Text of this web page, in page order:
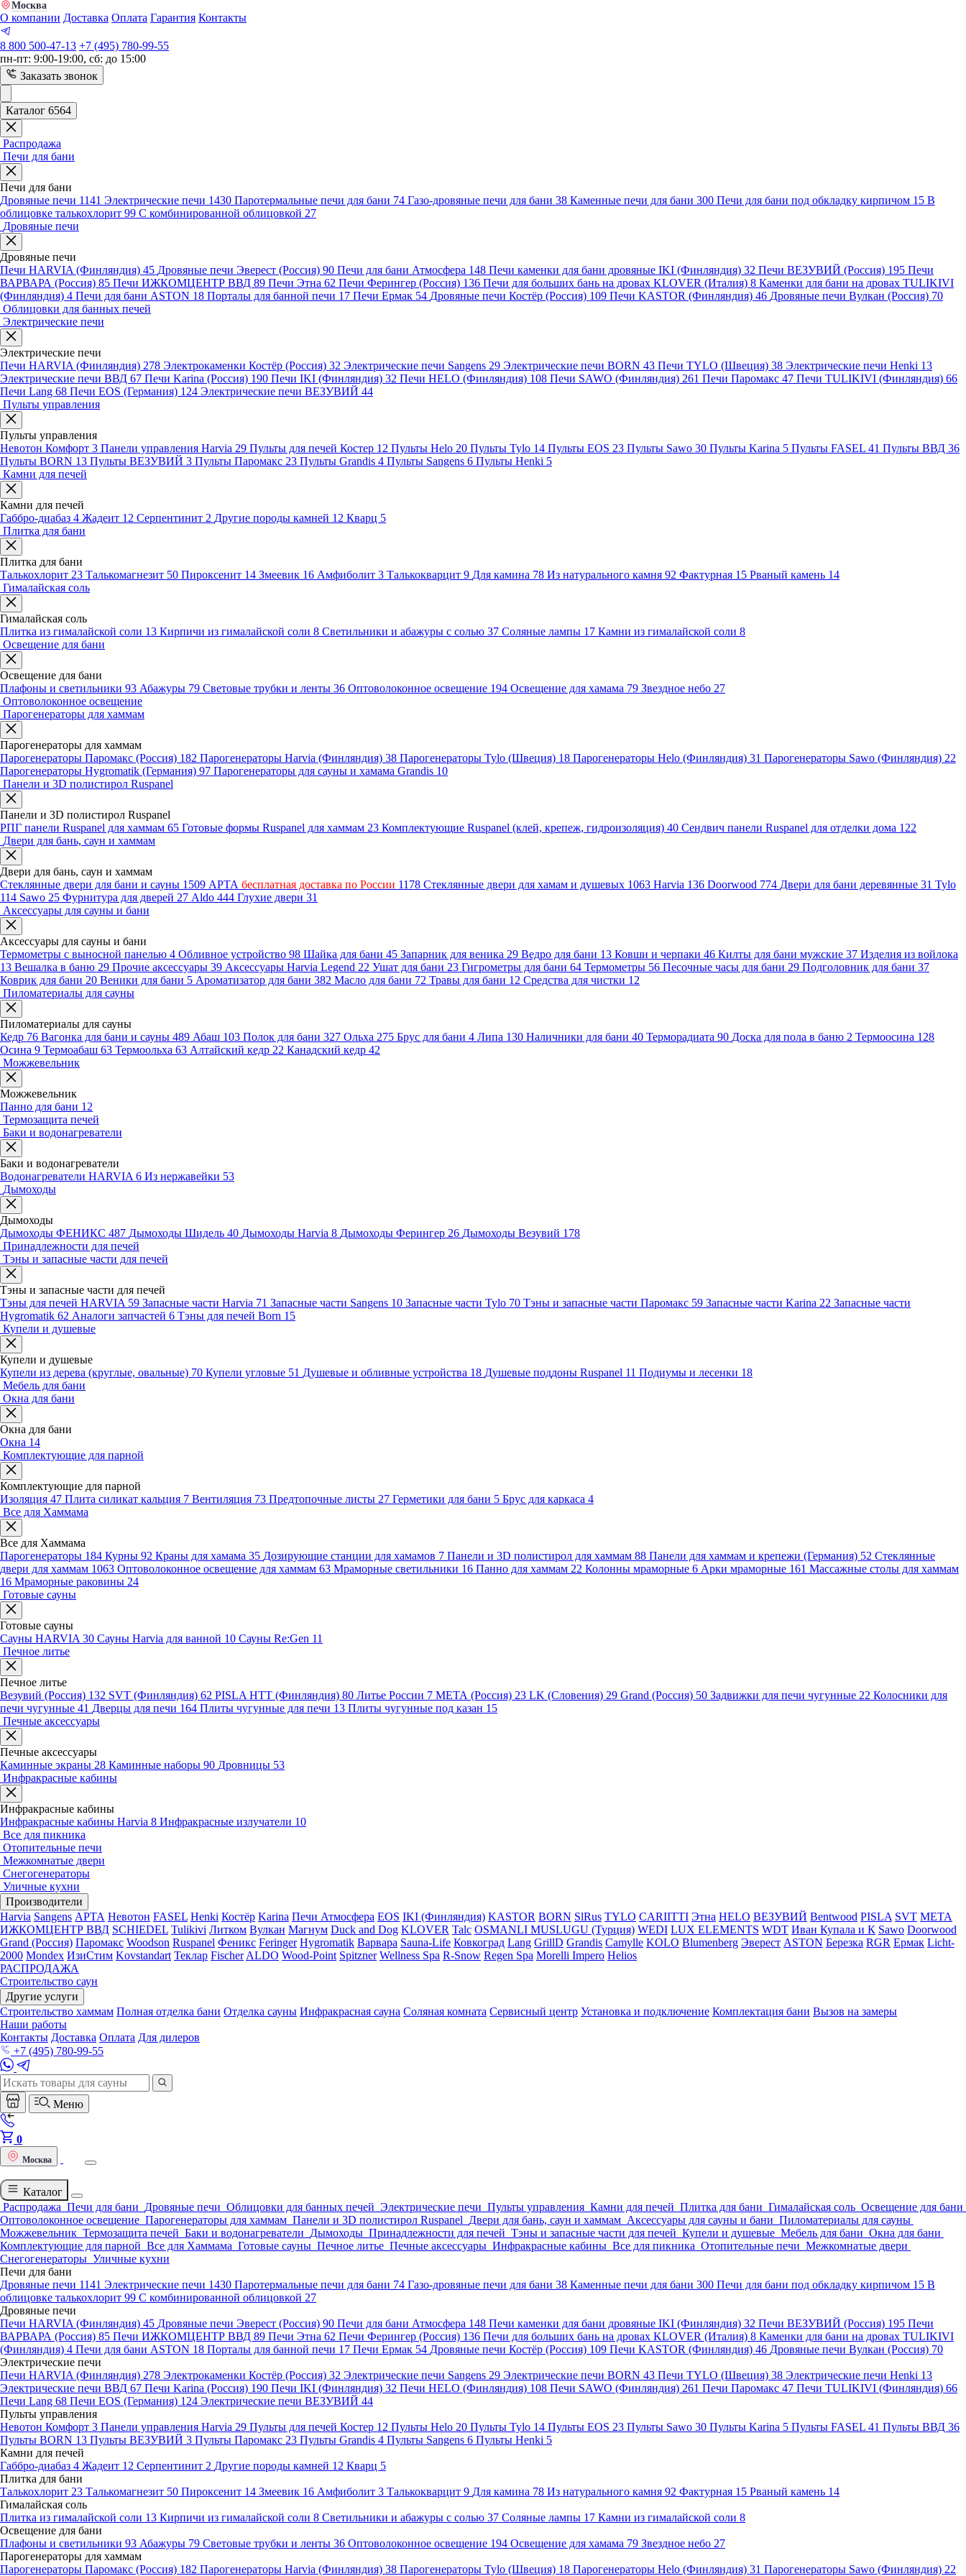
Москва
О компании Доставка Оплата Гарантия Контакты
8 800 500-47-13 +7 (495) 780-99-55
пн-пт: 9:00-19:00, сб: до 15:00
Заказать звонок
Каталог 6564
Распродажа
Печи для бани
Печи для бани
Дровяные печи 1141 Электрические печи 1430 Паротермальные печи для бани 74 Газо-дровяные печи для бани 38 Каменные печи для бани 300 Печи для бани под обкладку кирпичом 15 В
облицовке талькохлорит 99 С комбинированной облицовкой 27
Дровяные печи
Дровяные печи
Печи HARVIA (Финляндия) 45 Дровяные печи Эверест (Россия) 90 Печи для бани Атмосфера 148 Печи каменки для бани дровяные IKI (Финляндия) 32 Печи ВЕЗУВИЙ (Россия) 195 Печи
ВАРВАРА (Россия) 85 Печи ИЖКОМЦЕНТР ВВД 89 Печи Этна 62 Печи Ферингер (Россия) 136 Печи для больших бань на дровах KLOVER (Италия) 8 Каменки для бани на дровах TULIKIVI
(Финляндия) 4 Печи для бани ASTON 18 Порталы для банной печи 17 Печи Ермак 54 Дровяные печи Костёр (Россия) 109 Печи KASTOR (Финляндия) 46 Дровяные печи Вулкан (Россия) 70
Облицовки для банных печей
Электрические печи
Электрические печи
Печи HARVIA (Финляндия) 278 Электрокаменки Костёр (Россия) 32 Электрические печи Sangens 29 Электрические печи BORN 43 Печи TYLO (Швеция) 38 Электрические печи Henki 13
Электрические печи ВВД 67 Печи Karina (Россия) 190 Печи IKI (Финляндия) 32 Печи HELO (Финляндия) 108 Печи SAWO (Финляндия) 261 Печи Паромакс 47 Печи TULIKIVI (Финляндия) 66
Печи Lang 68 Печи EOS (Германия) 124 Электрические печи ВЕЗУВИЙ 44
Пульты управления
Пульты управления
Невотон Комфорт 3 Панели управления Harvia 29 Пульты для печей Костер 12 Пульты Helo 20 Пульты Tylo 14 Пульты EOS 23 Пульты Sawo 30 Пульты Karina 5 Пульты FASEL 41 Пульты ВВД 36
Пульты BORN 13 Пульты ВЕЗУВИЙ 3 Пульты Паромакс 23 Пульты Grandis 4 Пульты Sangens 6 Пульты Henki 5
Камни для печей
Камни для печей
Габбро-диабаз 4 Жадеит 12 Серпентинит 2 Другие породы камней 12 Кварц 5
Плитка для бани
Плитка для бани
Талькохлорит 23 Талькомагнезит 50 Пироксенит 14 Змеевик 16 Амфиболит 3 Талькокварцит 9 Для камина 78 Из натурального камня 92 Фактурная 15 Рваный камень 14
Гималайская соль
Гималайская соль
Плитка из гималайской соли 13 Кирпичи из гималайской соли 8 Светильники и абажуры с солью 37 Соляные лампы 17 Камни из гималайской соли 8
Освещение для бани
Освещение для бани
Плафоны и светильники 93 Абажуры 79 Световые трубки и ленты 36 Оптоволоконное освещение 194 Освещение для хамама 79 Звездное небо 27
Оптоволоконное освещение
Парогенераторы для хаммам
Парогенераторы для хаммам
Парогенераторы Паромакс (Россия) 182 Парогенераторы Harvia (Финляндия) 38 Парогенераторы Tylo (Швеция) 18 Парогенераторы Helo (Финляндия) 31 Парогенераторы Sawo (Финляндия) 22
Парогенераторы Hygromatik (Германия) 97 Парогенераторы для сауны и хамама Grandis 10
Панели и 3D полистирол Ruspanel
Панели и 3D полистирол Ruspanel
РПГ панели Ruspanel для хаммам 65 Готовые формы Ruspanel для хаммам 23 Комплектующие Ruspanel (клей, крепеж, гидроизоляция) 40 Сендвич панели Ruspanel для отделки дома 122
Двери для бань, саун и хаммам
Двери для бань, саун и хаммам
Стеклянные двери для бани и сауны 1509 АРТА бесплатная доставка по России 1178 Стеклянные двери для хамам и душевых 1063 Harvia 136 Doorwood 774 Двери для бани деревянные 31 Tylo
114 Sawo 25 Фурнитура для дверей 27 Aldo 444 Глухие двери 31
Аксессуары для сауны и бани
Аксессуары для сауны и бани
Термометры с выносной панелью 4 Обливное устройство 98 Шайка для бани 45 Запарник для веника 29 Ведро для бани 13 Ковши и черпаки 46 Килты для бани мужские 37 Изделия из войлока
13 Вешалка в баню 29 Прочие аксессуары 39 Аксессуары Harvia Legend 22 Ушат для бани 23 Гигрометры для бани 64 Термометры 56 Песочные часы для бани 29 Подголовник для бани 37
Коврик для бани 20 Веники для бани 5 Ароматизатор для бани 382 Масло для бани 72 Травы для бани 12 Средства для чистки 12
Пиломатериалы для сауны
Пиломатериалы для сауны
Кедр 76 Вагонка для бани и сауны 489 Абаш 103 Полок для бани 327 Ольха 275 Брус для бани 4 Липа 130 Наличники для бани 40 Терморадиата 90 Доска для пола в баню 2 Термоосина 128
Осина 9 Термоабаш 63 Термоольха 63 Алтайский кедр 22 Канадский кедр 42
Можжевельник
Можжевельник
Панно для бани 12
Термозащита печей
Баки и водонагреватели
Баки и водонагреватели
Водонагреватели HARVIA 6 Из нержавейки 53
Дымоходы
Дымоходы
Дымоходы ФЕНИКС 487 Дымоходы Шидель 40 Дымоходы Harvia 8 Дымоходы Ферингер 26 Дымоходы Везувий 178
Принадлежности для печей
Тэны и запасные части для печей
Тэны и запасные части для печей
Тэны для печей HARVIA 59 Запасные части Harvia 71 Запасные части Sangens 10 Запасные части Tylo 70 Тэны и запасные части Паромакс 59 Запасные части Karina 22 Запасные части
Hygromatik 62 Аналоги запчастей 6 Тэны для печей Born 15
Купели и душевые
Купели и душевые
Купели из дерева (круглые, овальные) 70 Купели угловые 51 Душевые и обливные устройства 18 Душевые поддоны Ruspanel 11 Подиумы и лесенки 18
Мебель для бани
Окна для бани
Окна для бани
Окна 14
Комплектующие для парной
Комплектующие для парной
Изоляция 47 Плита силикат кальция 7 Вентиляция 73 Предтопочные листы 27 Герметики для бани 5 Брус для каркаса 4
Все для Хаммама
Все для Хаммама
Парогенераторы 184 Курны 92 Краны для хамама 35 Дозирующие станции для хамамов 7 Панели и 3D полистирол для хаммам 88 Панели для хаммам и крепежи (Германия) 52 Стеклянные
двери для хаммам 1063 Оптоволоконное освещение для хаммам 63 Мраморные светильники 16 Панно для хаммам 22 Колонны мраморные 6 Арки мраморные 161 Массажные столы для хаммам
16 Мраморные раковины 24
Готовые сауны
Готовые сауны
Сауны HARVIA 30 Сауны Harvia для ванной 10 Сауны Re:Gen 11
Печное литье
Печное литье
Везувий (Россия) 132 SVT (Финляндия) 62 PISLA HTT (Финляндия) 80 Литье России 7 МЕТА (Россия) 23 LK (Словения) 29 Grand (Россия) 50 Задвижки для печи чугунные 22 Колосники для
печи чугунные 41 Дверцы для печи 164 Плиты чугунные для печи 13 Плиты чугунные под казан 15
Печные аксессуары
Печные аксессуары
Каминные экраны 28 Каминные наборы 90 Дровницы 53
Инфракрасные кабины
Инфракрасные кабины
Инфракрасные кабины Harvia 8 Инфракрасные излучатели 10
Все для пикника
Отопительные печи
Межкомнатые двери
Снегогенераторы
Уличные кухни
Производители
Harvia Sangens АРТА Невотон FASEL Henki Костёр Karina Печи Атмосфера EOS IKI (Финляндия) KASTOR BORN SlRus TYLO CARIITTI Этна HELO ВЕЗУВИЙ Bentwood PISLA SVT МЕТА
ИЖКОМЦЕНТР ВВД SCHIEDEL Tulikivi Литком Вулкан Магнум Duck and Dog KLOVER Talc OSMANLI MUSLUGU (Турция) WEDI LUX ELEMENTS WDT Иван Купала и К Sawo Doorwood
Grand (Россия) Паромакс Woodson Ruspanel Феникс Feringer Hygromatik Варвара Sauna-Life Ковкоград Lang GrillD Grandis Camylle KOLO Blumenberg Эверест ASTON Березка RGR Ермак Licht-
2000 Mondex ИзиСтим Kovstandart Теклар Fischer ALDO Wood-Point Spitzner Wellness Spa R-Snow Regen Spa Morelli Impero Helios
РАСПРОДАЖА
Строительство саун
Другие услуги
Строительство хаммам Полная отделка бани Отделка сауны Инфракрасная сауна Соляная комната Сервисный центр Установка и подключение Комплектация бани Вызов на замеры
Наши работы
Контакты Доставка Оплата Для дилеров
+7 (495) 780-99-55
Меню
0
Москва
Каталог
Распродажа Печи для бани Дровяные печи Облицовки для банных печей Электрические печи Пульты управления Камни для печей Плитка для бани Гималайская соль Освещение для бани
Оптоволоконное освещение Парогенераторы для хаммам Панели и 3D полистирол Ruspanel Двери для бань, саун и хаммам Аксессуары для сауны и бани Пиломатериалы для сауны
Можжевельник Термозащита печей Баки и водонагреватели Дымоходы Принадлежности для печей Тэны и запасные части для печей Купели и душевые Мебель для бани Окна для бани
Комплектующие для парной Все для Хаммама Готовые сауны Печное литье Печные аксессуары Инфракрасные кабины Все для пикника Отопительные печи Межкомнатые двери
Снегогенераторы Уличные кухни
Печи для бани
Дровяные печи 1141 Электрические печи 1430 Паротермальные печи для бани 74 Газо-дровяные печи для бани 38 Каменные печи для бани 300 Печи для бани под обкладку кирпичом 15 В
облицовке талькохлорит 99 С комбинированной облицовкой 27
Дровяные печи
Печи HARVIA (Финляндия) 45 Дровяные печи Эверест (Россия) 90 Печи для бани Атмосфера 148 Печи каменки для бани дровяные IKI (Финляндия) 32 Печи ВЕЗУВИЙ (Россия) 195 Печи
ВАРВАРА (Россия) 85 Печи ИЖКОМЦЕНТР ВВД 89 Печи Этна 62 Печи Ферингер (Россия) 136 Печи для больших бань на дровах KLOVER (Италия) 8 Каменки для бани на дровах TULIKIVI
(Финляндия) 4 Печи для бани ASTON 18 Порталы для банной печи 17 Печи Ермак 54 Дровяные печи Костёр (Россия) 109 Печи KASTOR (Финляндия) 46 Дровяные печи Вулкан (Россия) 70
Электрические печи
Печи HARVIA (Финляндия) 278 Электрокаменки Костёр (Россия) 32 Электрические печи Sangens 29 Электрические печи BORN 43 Печи TYLO (Швеция) 38 Электрические печи Henki 13
Электрические печи ВВД 67 Печи Karina (Россия) 190 Печи IKI (Финляндия) 32 Печи HELO (Финляндия) 108 Печи SAWO (Финляндия) 261 Печи Паромакс 47 Печи TULIKIVI (Финляндия) 66
Печи Lang 68 Печи EOS (Германия) 124 Электрические печи ВЕЗУВИЙ 44
Пульты управления
Невотон Комфорт 3 Панели управления Harvia 29 Пульты для печей Костер 12 Пульты Helo 20 Пульты Tylo 14 Пульты EOS 23 Пульты Sawo 30 Пульты Karina 5 Пульты FASEL 41 Пульты ВВД 36
Пульты BORN 13 Пульты ВЕЗУВИЙ 3 Пульты Паромакс 23 Пульты Grandis 4 Пульты Sangens 6 Пульты Henki 5
Камни для печей
Габбро-диабаз 4 Жадеит 12 Серпентинит 2 Другие породы камней 12 Кварц 5
Плитка для бани
Талькохлорит 23 Талькомагнезит 50 Пироксенит 14 Змеевик 16 Амфиболит 3 Талькокварцит 9 Для камина 78 Из натурального камня 92 Фактурная 15 Рваный камень 14
Гималайская соль
Плитка из гималайской соли 13 Кирпичи из гималайской соли 8 Светильники и абажуры с солью 37 Соляные лампы 17 Камни из гималайской соли 8
Освещение для бани
Плафоны и светильники 93 Абажуры 79 Световые трубки и ленты 36 Оптоволоконное освещение 194 Освещение для хамама 79 Звездное небо 27
Парогенераторы для хаммам
Парогенераторы Паромакс (Россия) 182 Парогенераторы Harvia (Финляндия) 38 Парогенераторы Tylo (Швеция) 18 Парогенераторы Helo (Финляндия) 31 Парогенераторы Sawo (Финляндия) 22